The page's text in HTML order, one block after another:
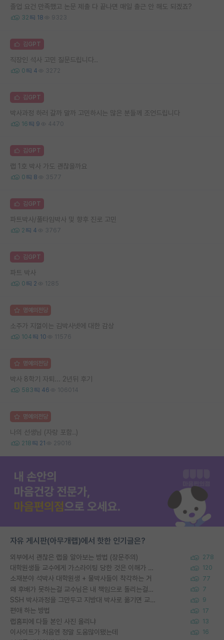
졸업 요건 만족했고 논문 제출 다 끝나면 매일 출근 안 해도 되겠죠?
32 18 9323
김GPT
직장인 석사 고민 질문드립니다..
0 4 3272
김GPT
박사과정 하러 갈까 말까 고민하시는 많은 분들께 조언드립니다
16 9 4470
김GPT
랩 1호 박사 가도 괜찮을까요
0 8 3577
김GPT
파트박사/풀타임박사 및 향후 진로 고민
2 4 3767
김GPT
파트 박사
0 2 1285
명예의전당
소주가 지껄이는 김박사넷에 대한 감상
104 10 11576
명예의전당
박사 8학기 자퇴... 2년뒤 후기
583 46 106014
명예의전당
나의 선생님 (자랑 포함..)
218 21 29016
자유 게시판(아무개랩)에서 핫한 인기글은?
외부에서 괜찮은 랩을 알아보는 방법 (장문주의) 278
대학원생들 교수에게 가스라이팅 당한 것은 이해가 갑니다. 안타깝네요. 120
소재분야 석박사 대학원생 + 물박사들이 착각하는 거 77
왜 후배가 못하는걸 교수님은 내 책임으로 돌리는걸까요? 7
SSH 박사과정을 그만두고 지방대 박사로 옮기면 교수의 꿈은 끝일까요? 9
편애 하는 방법 17
랩홈피에 다들 본인 사진 올리냐 13
이사이트가 처음엔 정말 도움많이됐는데 16